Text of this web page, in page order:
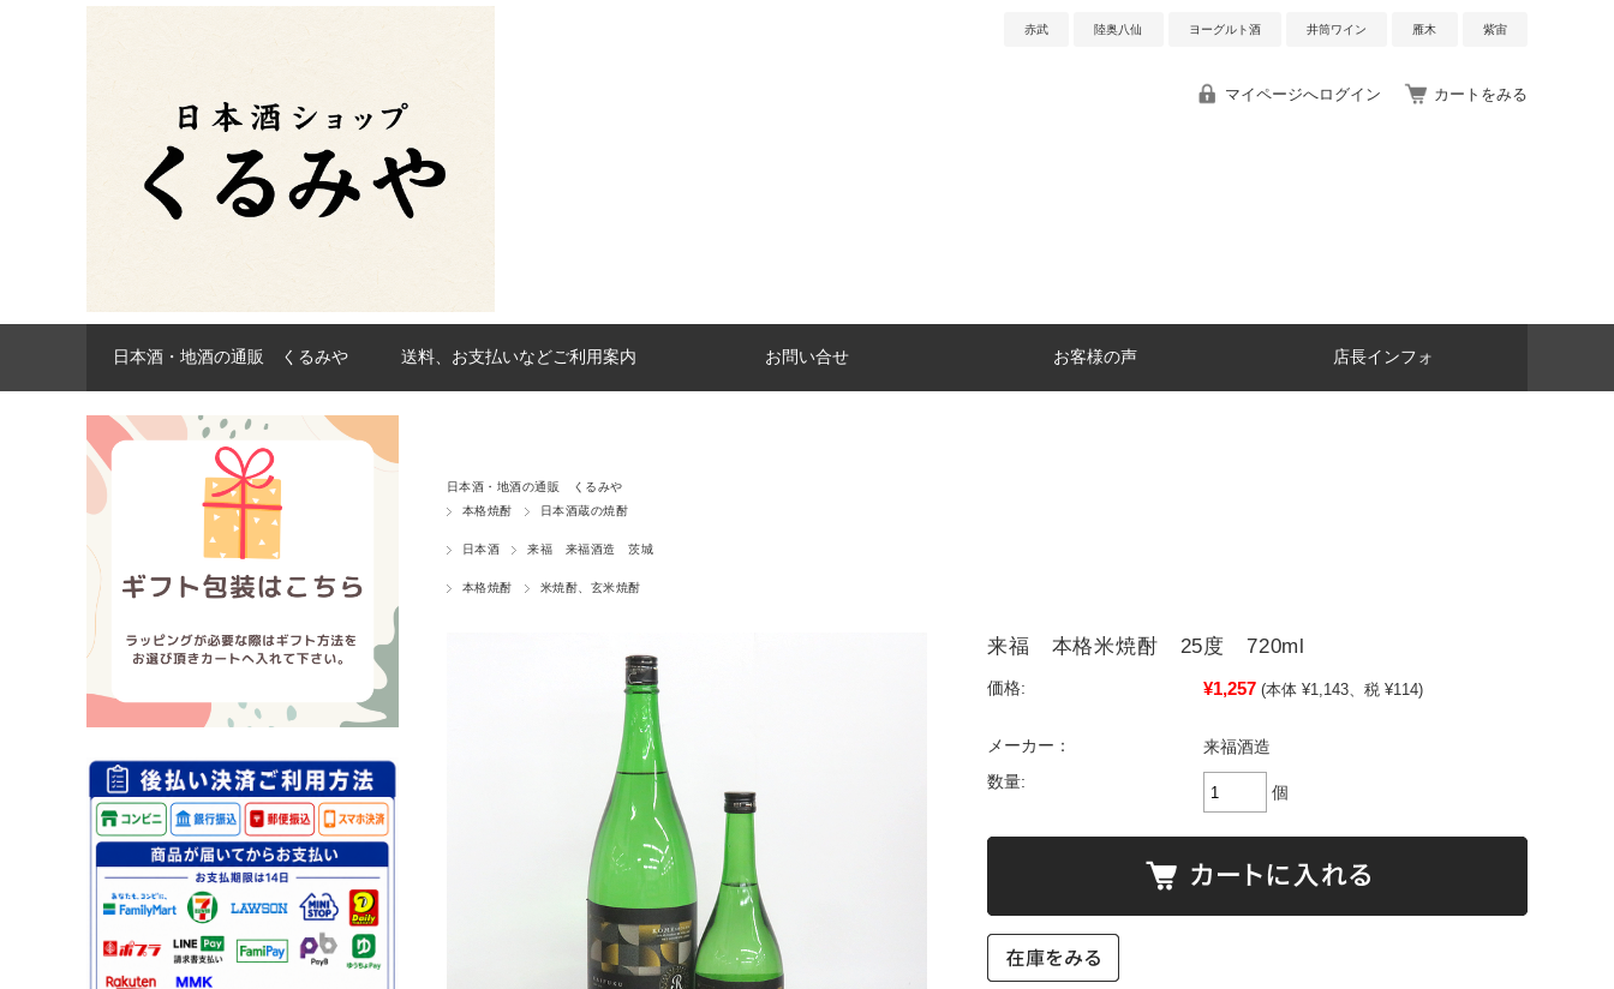
赤武 陸奥八仙 ヨーグルト酒 井筒ワイン 雁木 紫宙
マイページへログイン カートをみる
日本酒・地酒の通販 くるみや 送料、お支払いなどご利用案内 お問い合せ お客様の声 店長インフォ
日本酒・地酒の通販 くるみや
本格焼酎
日本酒蔵の焼酎
日本酒 来福 来福酒造 茨城
本格焼酎 米焼酎、玄米焼酎
来福 本格米焼酎 25度 720ml
価格: ¥1,257 (本体 ¥1,143、税 ¥114)
メーカー：
来福酒造
数量:
個